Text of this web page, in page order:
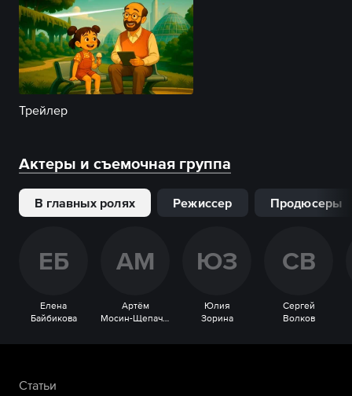
Трейлер
Актеры и съемочная группа
В главных ролях Режиссер Продюсеры
ЕБ
Елена
Байбикова
АМ
Артём
Мосин-Щепачёв
ЮЗ
Юлия
Зорина
СВ
Сергей
Волков
Статьи